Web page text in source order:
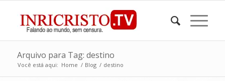
Arquivo para Tag: destino
Você está aqui: Home / Blog / destino